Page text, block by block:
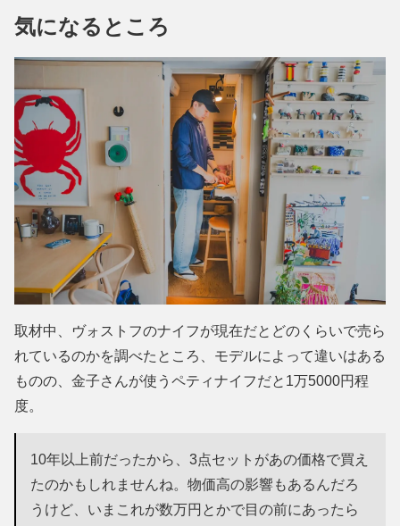
気になるところ
取材中、ヴォストフのナイフが現在だとどのくらいで売ら
れているのかを調べたところ、モデルによって違いはある
ものの、金子さんが使うペティナイフだと1万5000円程
度。
10年以上前だったから、3点セットがあの価格で買え
たのかもしれませんね。物価高の影響もあるんだろ
うけど、いまこれが数万円とかで目の前にあったら